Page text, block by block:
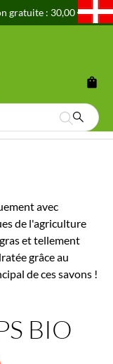
gratuite : 30,00 €
shopping_bag
avec
de l'agriculture
et tellement
grâce au
de ces savons !
BIO